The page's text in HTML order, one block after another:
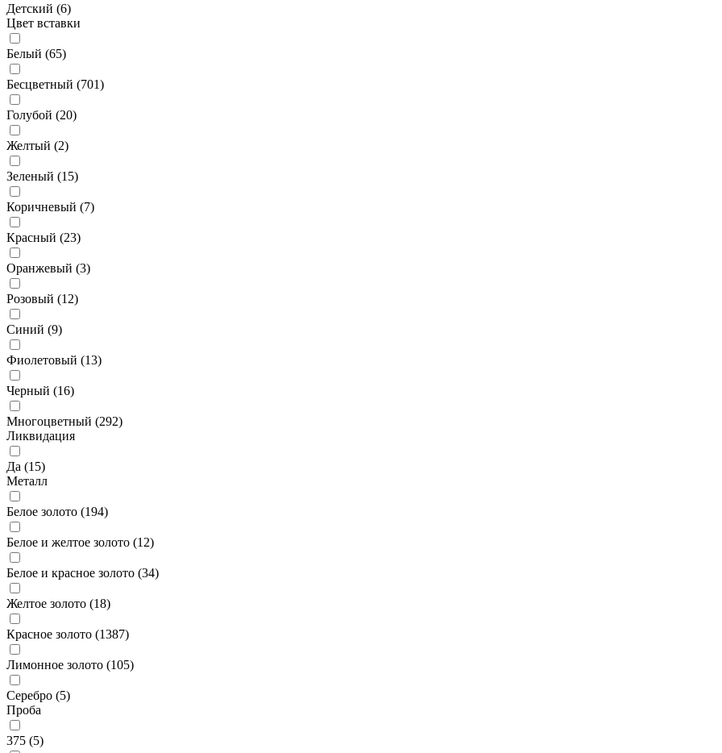
Детский (6)
Цвет вставки
Белый (65)
Бесцветный (701)
Голубой (20)
Желтый (2)
Зеленый (15)
Коричневый (7)
Красный (23)
Оранжевый (3)
Розовый (12)
Синий (9)
Фиолетовый (13)
Черный (16)
Многоцветный (292)
Ликвидация
Да (15)
Металл
Белое золото (194)
Белое и желтое золото (12)
Белое и красное золото (34)
Желтое золото (18)
Красное золото (1387)
Лимонное золото (105)
Серебро (5)
Проба
375 (5)